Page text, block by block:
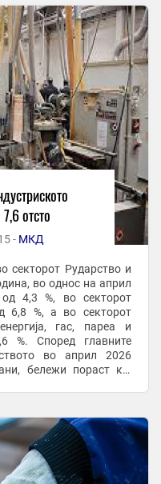
отсто
- МКД
секторот Рударство и
во однос на април
4,3 %, во секторот
6,8 %, а во секторот
гас, пареа и
%. Според главните
во април 2026
бележи пораст кај